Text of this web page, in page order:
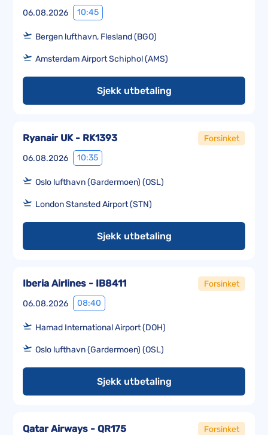
06.08.2026 10:45
Bergen lufthavn, Flesland (BGO)
Amsterdam Airport Schiphol (AMS)
Sjekk utbetaling
06.08.2026 10:35
Ryanair UK - RK1393 Forsinket
Oslo lufthavn (Gardermoen) (OSL)
London Stansted Airport (STN)
Sjekk utbetaling
06.08.2026 08:40
Iberia Airlines - IB8411 Forsinket
Hamad International Airport (DOH)
Oslo lufthavn (Gardermoen) (OSL)
Sjekk utbetaling
Qatar Airways - QR175 Forsinket